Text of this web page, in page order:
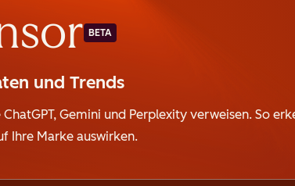
BETA
und Trends
Gemini und Perplexity verweisen. So
Ihre Marke auswirken.